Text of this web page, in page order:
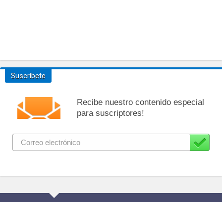
Suscríbete
Recibe nuestro contenido especial
para suscriptores!